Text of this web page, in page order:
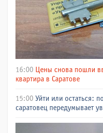
16:00 Цены снова пошли
квартира в Саратове
15:00 Уйти или остаться:
саратовец передумывает